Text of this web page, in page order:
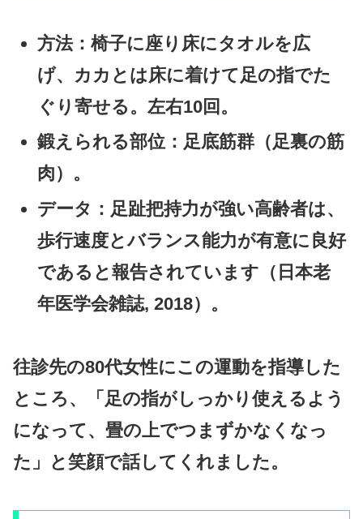
方法：椅子に座り床にタオルを広
げ、カカとは床に着けて足の指でた
ぐり寄せる。左右10回。
鍛えられる部位 ：足底筋群（足裏の筋
肉）。
データ ：足趾把持力が強い高齢者は、
歩行速度とバランス能力が有意に良好
であると報告されています（日本老
年医学会雑誌, 2018）。
往診先の80代女性にこの運動を指導した
ところ、「足の指がしっかり使えるよう
になって、畳の上でつまずかなくなっ
た」と笑顔で話してくれました。